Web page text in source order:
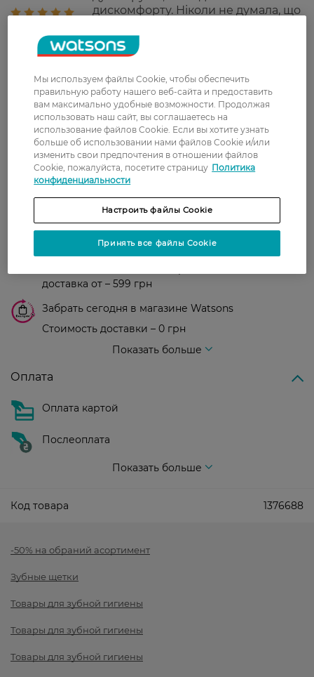
дискомфорту. Ніколи не думала, що
між зубами може залишатися
стільки залишків їжі. А ці щітки все
Показати ще
Доставка
Новая почта
В отделение Новой почты - 99 грн, бесплатно
от 699 грн
доставка от – 599 грн
Забрать сегодня в магазине Watsons
Стоимость доставки – 0 грн
Показать больше
Оплата
Оплата картой
Послеоплата
Показать больше
Код товара 1376688
-50% на обраний асортимент
Зубные щетки
Товары для зубной гигиены
Товары для зубной гигиены
Товары для зубной гигиены
Мы используем файлы Cookie, чтобы обеспечить
правильную работу нашего веб-сайта и предоставить
вам максимально удобные возможности. Продолжая
использовать наш сайт, вы соглашаетесь на
использование файлов Cookie. Если вы хотите узнать
больше об использовании нами файлов Cookie и/или
изменить свои предпочтения в отношении файлов
Cookie, пожалуйста, посетите страницу Политика
конфиденциальности
Настроить файлы Cookie
Принять все файлы Cookie